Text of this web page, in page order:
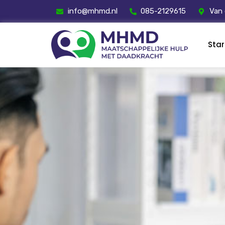
info@mhmd.nl 085-2129615